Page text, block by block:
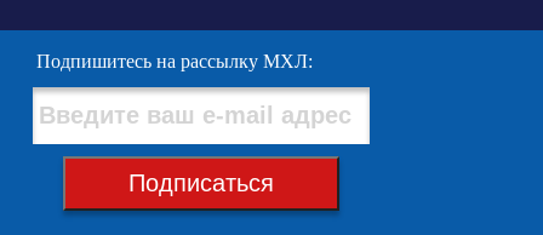
Подпишитесь на рассылку МХЛ:
Подписаться